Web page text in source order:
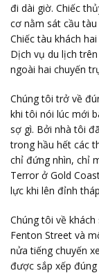
đi dài giờ. Chiếc
cơ nằm sát cầu
Chiếc tàu khách
Dịch vụ du lịch
ngoài hai chuyến
Chúng tôi trở về
khi tôi nói lúc mới
sợ gì. Bởi nhà tôi
trong hầu hết các
chỉ đứng nhìn, chỉ
Terror ở Gold
lực khi lên đỉnh
Chúng tôi về
Fenton Street và
nửa tiếng chuyến
được sắp xếp